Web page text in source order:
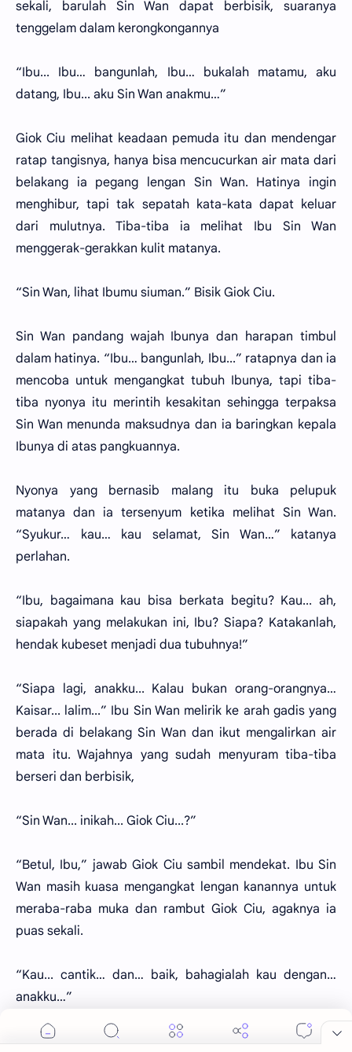
sekali, barulah Sin Wan dapat berbisik, suaranya
tenggelam dalam kerongkongannya
“Ibu... Ibu… bangunlah, Ibu… bukalah matamu, aku
datang, Ibu... aku Sin Wan anakmu…”
Giok Ciu melihat keadaan pemuda itu dan mendengar
ratap tangisnya, hanya bisa mencucurkan air mata dari
belakang ia pegang lengan Sin Wan. Hatinya ingin
menghibur, tapi tak sepatah kata-kata dapat keluar
dari mulutnya. Tiba-tiba ia melihat Ibu Sin Wan
menggerak-gerakkan kulit matanya.
“Sin Wan, lihat Ibumu siuman.” Bisik Giok Ciu.
Sin Wan pandang wajah Ibunya dan harapan timbul
dalam hatinya. “Ibu… bangunlah, Ibu...” ratapnya dan ia
mencoba untuk mengangkat tubuh Ibunya, tapi tiba-
tiba nyonya itu merintih kesakitan sehingga terpaksa
Sin Wan menunda maksudnya dan ia baringkan kepala
Ibunya di atas pangkuannya.
Nyonya yang bernasib malang itu buka pelupuk
matanya dan ia tersenyum ketika melihat Sin Wan.
“Syukur… kau… kau selamat, Sin Wan…” katanya
perlahan.
“Ibu, bagaimana kau bisa berkata begitu? Kau... ah,
siapakah yang melakukan ini, Ibu? Siapa? Katakanlah,
hendak kubeset menjadi dua tubuhnya!”
“Siapa lagi, anakku... Kalau bukan orang-orangnya…
Kaisar... lalim...” Ibu Sin Wan melirik ke arah gadis yang
berada di belakang Sin Wan dan ikut mengalirkan air
mata itu. Wajahnya yang sudah menyuram tiba-tiba
berseri dan berbisik,
“Sin Wan... inikah... Giok Ciu...?”
“Betul, Ibu,” jawab Giok Ciu sambil mendekat. Ibu Sin
Wan masih kuasa mengangkat lengan kanannya untuk
meraba-raba muka dan rambut Giok Ciu, agaknya ia
puas sekali.
“Kau... cantik… dan… baik, bahagialah kau dengan…
anakku…”
Giok Ciu tak kuasa menahan keharuan hatinya, ia hanya